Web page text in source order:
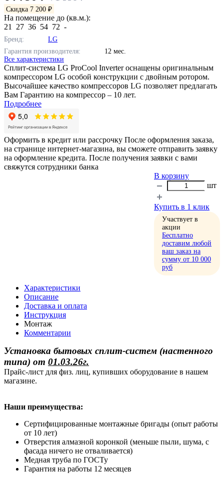
Скидка 7 200 ₽
На помещение до (кв.м.):
21
27 36 54 72 -
Бренд:
LG
Гарантия производителя:
12 мес.
Все характеристики
Сплит-система LG ProCool Inverter оснащены оригинальным
компрессором LG особой конструкции с двойным ротором.
Высочайшее качество компрессоров LG позволяет предлагать
Вам Гарантию на компрессор – 10 лет.
Подробнее
Оформить в кредит или рассрочку После оформления заказа,
на странице интернет-магазина, вы сможете отправить заявку
на оформление кредита. После получения заявки с вами
свяжутся сотрудники банка
В корзину
шт
Купить в 1 клик
Участвует в
акции
Бесплатно
доставим любой
ваш заказ на
сумму от 10 000
руб
Характеристики
Описание
Доставка и оплата
Инструкция
Монтаж
Комментарии
Установка бытовых сплит-систем (настенного
типа) от 01.03.26г.
Прайс-лист для физ. лиц, купивших оборудование в нашем
магазине.
Наши преимущества:
Сертифицированные монтажные бригады (опыт работы
от 10 лет)
Отверстия алмазной коронкой (меньше пыли, шума, с
фасада ничего не отваливается)
Медная труба по ГОСТу
Гарантия на работы 12 месяцев